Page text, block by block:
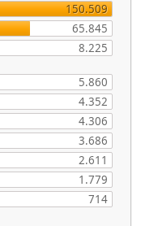
150.509
65.845
8.225
5.860
4.352
4.306
3.686
2.611
1.779
714